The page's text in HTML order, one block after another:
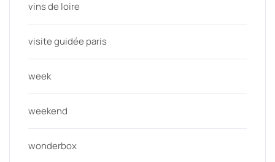
vins de loire
visite guidée paris
week
weekend
wonderbox